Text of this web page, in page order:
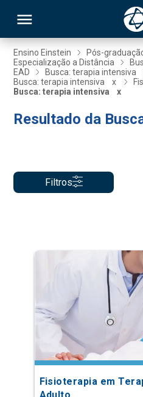
Ensino Einstein Pós-
Especialização a Distância
EAD
Busca: terapia intensiva
Busca: terapia intensiva
x
Busca: terapia intensiva
x
Resultado da
Filtros
Fisioterapia em